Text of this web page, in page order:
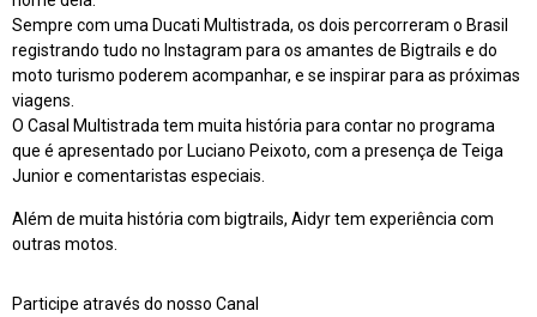
Sempre com uma Ducati Multistrada, os dois percorreram o Brasil
registrando tudo no Instagram para os amantes de Bigtrails e do
moto turismo poderem acompanhar, e se inspirar para as próximas
viagens.
O Casal Multistrada tem muita história para contar no programa
que é apresentado por Luciano Peixoto, com a presença de Teiga
Junior e comentaristas especiais.
Além de muita história com bigtrails, Aidyr tem experiência com
outras motos.
Participe através do nosso Canal